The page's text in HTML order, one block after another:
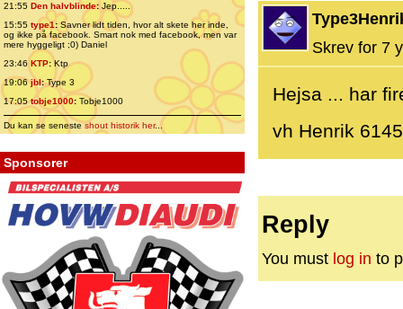
21:55 Den halvblinde:Jep.....
15:55 type1:Savner lidt tiden, hvor alt skete her inde,
og ikke på facebook. Smart nok med facebook, men var
mere hyggeligt ;0) Daniel
23:46 KTP:Ktp
19:06jbl:Type 3
17:05tobje1000: Tobje1000
Du kan se senesteshout historik her...
Sponsorer
Skrev for 7
Hejsa ... har
vh Henrik
Reply
You must log in to